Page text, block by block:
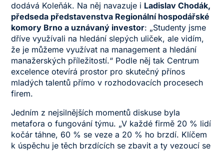
dodává Koleňák. Na něj navazuje i Ladislav Chodák,
předseda představenstva Regionální hospodářské
komory Brno a uznávaný investor: „Studenty jsme
dříve využívali na hledání slepých uliček, ale vidím,
že je můžeme využívat na management a hledání
manažerských příležitostí.“ Podle něj tak Centrum
excelence otevírá prostor pro skutečný přínos
mladých talentů přímo v rozhodovacích procesech
firem.
Jedním z nejsilnějších momentů diskuse byla
metafora o fungování týmu. „V každé firmě 20 % lidí
kočár táhne, 60 % se veze a 20 % ho brzdí. Klíčem
k úspěchu je těch brzdících se zbavit a ty vezoucí se